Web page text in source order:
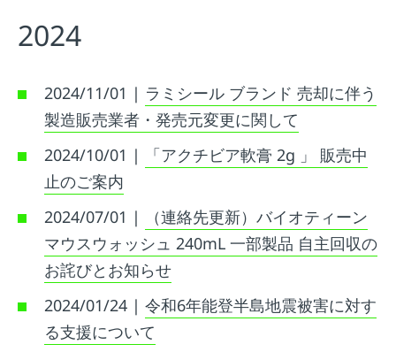
2024
2024/11/01 | ラミシール ブランド 売却に伴う
製造販売業者・発売元変更に関して
2024/10/01 |
「アクチビア軟膏 2g 」 販売中
止のご案内
2024/07/01 |
（連絡先更新）バイオティーン
マウスウォッシュ 240mL 一部製品 自主回収の
お詫びとお知らせ
2024/01/24 | 令和6年能登半島地震被害に対す
る支援について